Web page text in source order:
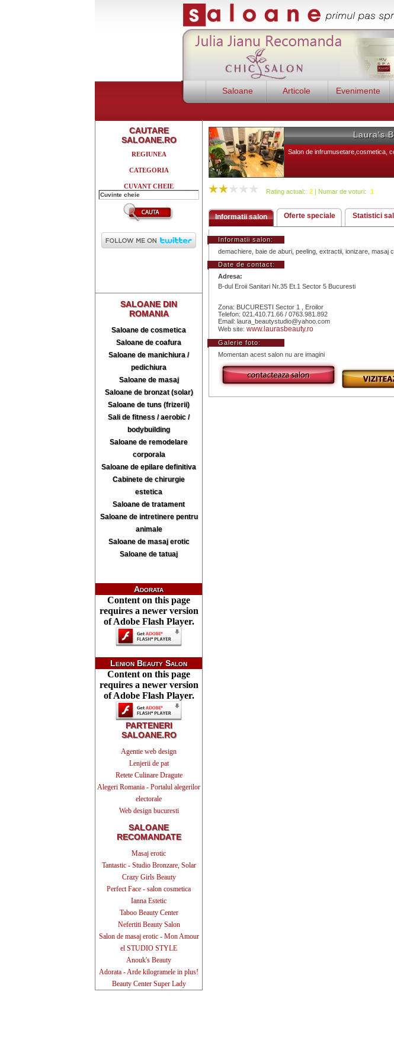
Saloane Articole Evenimente
CAUTARE
SALOANE.RO
REGIUNEA
CATEGORIA
CUVANT CHEIE
SALOANE DIN
ROMANIA
Saloane de cosmetica
Saloane de coafura
Saloane de manichiura /
pedichiura
Saloane de masaj
Saloane de bronzat (solar)
Saloane de tuns (frizerii)
Sali de fitness / aerobic /
bodybuilding
Saloane de remodelare
corporala
Saloane de epilare definitiva
Cabinete de chirurgie
estetica
Saloane de tratament
Saloane de intretinere pentru
animale
Saloane de masaj erotic
Saloane de tatuaj
Adorata
Content on this page
requires a newer version
of Adobe Flash Player.
Lenion Beauty Salon
Content on this page
requires a newer version
of Adobe Flash Player.
PARTENERI
SALOANE.RO
Agentie web design
Lenjerii de pat
Retete Culinare Dragute
Alegeri Romania - Portalul alegerilor
electorale
Web design bucuresti
SALOANE
RECOMANDATE
Masaj erotic
Tantastic - Studio Bronzare, Solar
Crazy Girls Beauty
Perfect Face - salon cosmetica
Ianna Estetic
Taboo Beauty Center
Nefertiti Beauty Salon
Salon de masaj erotic - Mon Amour
el STUDIO STYLE
Anouk's Beauty
Adorata - Arde kilogramele in plus!
Beauty Center Super Lady
Laura's
Salon de infrumusetare,cosmetica,
Rating actual: 2 | Numar de voturi: 1
Informatii salon Oferte speciale Statistici
Informatii salon:
demachiere, baie de aburi, peeling, extractii, ionizare, masaj
Date de contact:
Adresa:
B-dul Eroii Sanitari Nr.35 Et.1 Sector 5 Bucuresti
Zona: BUCURESTI Sector 1 , Eroilor
Telefon: 021.410.71.66 / 0763.981.892
Email: laura_beautystudio@yahoo.com
Web site: www.laurasbeauty.ro
Galerie foto:
Momentan acest salon nu are imagini